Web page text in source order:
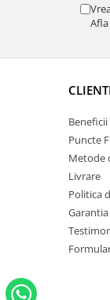
Puncte
Metode
Livrare
Politica